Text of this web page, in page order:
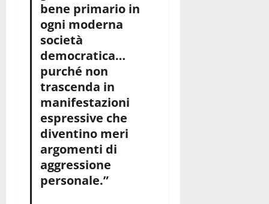
bene primario in
ogni moderna
società
democratica…
purché non
trascenda in
manifestazioni
espressive che
diventino meri
argomenti di
aggressione
personale.”